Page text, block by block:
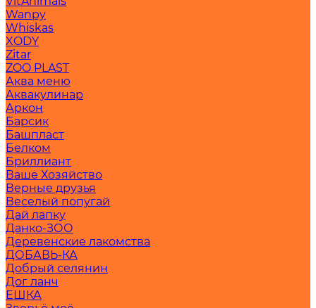
Wanpy
Whiskas
XODY
Zitar
ZOO PLAST
Аква меню
Аквакулинар
Аркон
Барсик
Башпласт
Белком
Бриллиант
Ваше Хозяйство
Верные друзья
Веселый попугай
Дай лапку
Данко-ЗОО
Деревенские лакомства
ДОБАВЬ-КА
Добрый селянин
Дог ланч
ЕШКА